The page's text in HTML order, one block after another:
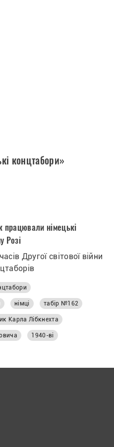
концтабори»
працювали німецькі
Розі
Другої світової війни
німці табір №162
Карла Лібкнехта
1940-ві